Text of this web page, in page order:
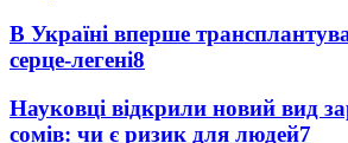
В Україні вперше
серце-легені8
Науковці відкрили новий вид
сомів: чи є ризик для людей7